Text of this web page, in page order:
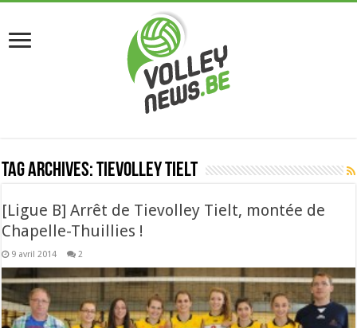
Tag Archives:tievolley tielt
[Ligue B] Arrêt de Tievolley Tielt, montée de
Chapelle-Thuillies !
9 avril 2014 2